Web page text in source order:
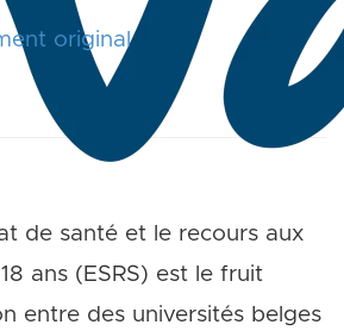
original
de santé et le recours aux
ans (ESRS) est le fruit
entre des universités belges